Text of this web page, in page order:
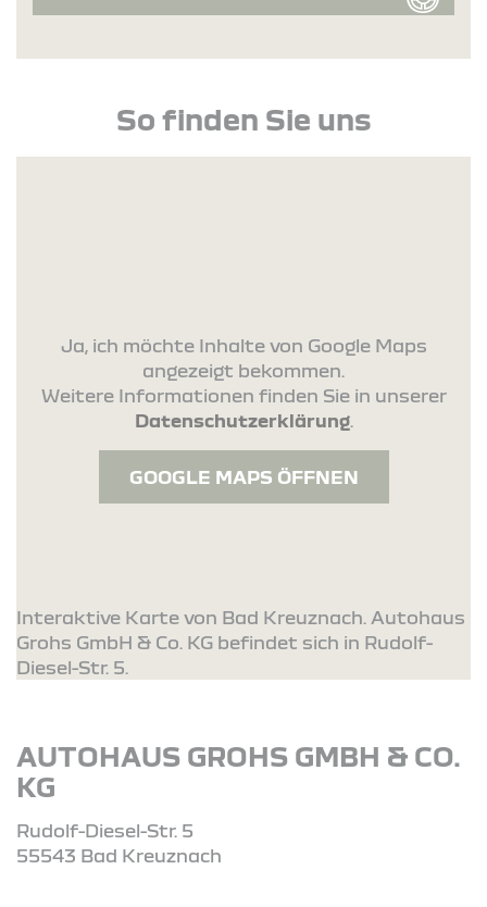
So finden Sie uns
Ja, ich möchte Inhalte von Google Maps
angezeigt bekommen.
Weitere Informationen finden Sie in unserer
Datenschutzerklärung.
GOOGLE MAPS ÖFFNEN
Interaktive Karte von Bad Kreuznach. Autohaus
Grohs GmbH & Co. KG befindet sich in Rudolf-
Diesel-Str. 5.
AUTOHAUS GROHS GMBH & CO.
KG
Rudolf-Diesel-Str. 5
55543 Bad Kreuznach